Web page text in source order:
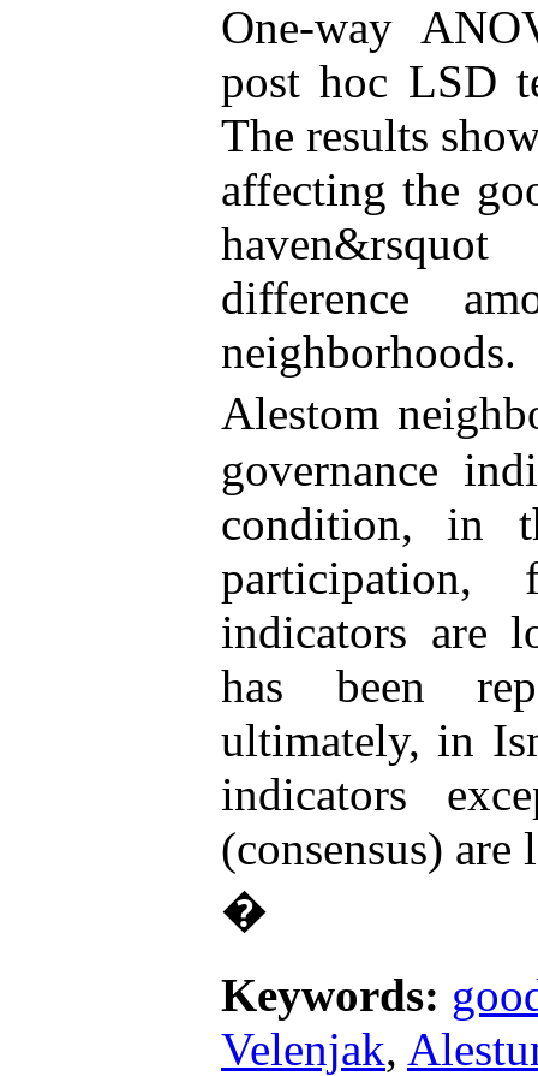
One-way
post hoc LSD
The results
affecting the
difference
Alestom
governance
condition, in
participation,
indicators are
has been
ultimately, in
indicators
(consensus) are
�
Keywords:
Velenjak,